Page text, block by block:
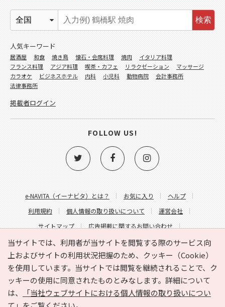
当サイトでは、利用者が当サイトを閲覧する際のサービス向
上およびサイトの利用状況把握のため、クッキー（Cookie）
を使用しています。当サイトでは閲覧を継続されることで、ク
ッキーの使用に同意されたものとみなします。詳細について
は、
「当社ウェブサイトにおける個人情報の取り扱いについ
e-NAVITA（イーナビタ）とは？ お気に入り
ヘルプ
利用規約
個人情報の取り扱いについて
運営会社
サイトマップ
広告掲載に関するお問い合わせ
サイトの内容に関するお問い合わせ
検索
人気キーワード
居酒屋 和食 焼き鳥 懐石・会席料理 焼肉
イタリア料理
フランス料理
アジア料理 喫茶・カフェ リラクゼーション
マッサージ
カラオケ
ビジネスホテル 内科 小児科 動物病院
会計事務所
法律事務所
掲載者ログイン
FOLLOW US!
Copyright © HYOJITO.Co.,Ltd. All Rights Reserved.